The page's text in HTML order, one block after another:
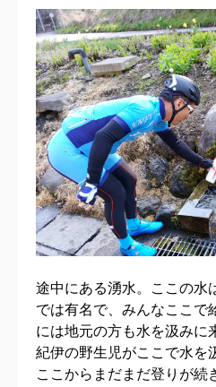
途中にある湧水。ここの水
では有名で、みんなここで
には地元の方も水を汲みに
紀伊の野生児がここで水を
ここからまだまだ登りが続